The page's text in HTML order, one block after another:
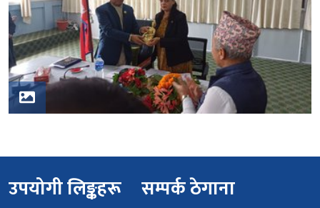
उपयोगी लिङ्कहरू सम्पर्क ठेगाना